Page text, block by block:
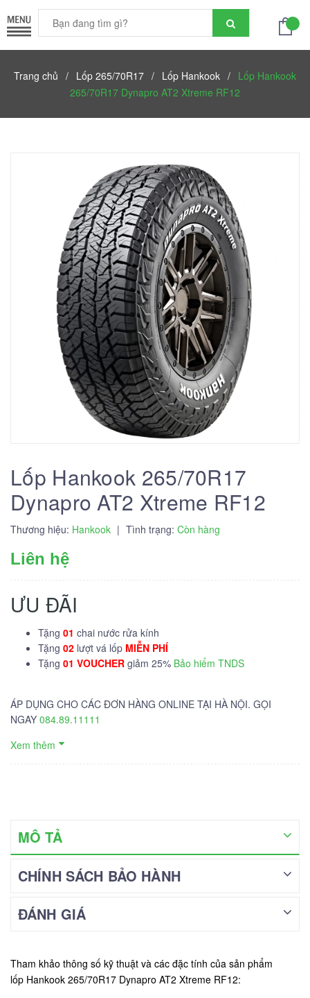
Trang chủ / Lốp 265/70R17 / Lốp Hankook / Lốp Hankook
265/70R17 Dynapro AT2 Xtreme RF12
Lốp Hankook 265/70R17
Dynapro AT2 Xtreme RF12
Thương hiệu: Hankook | Tình trạng: Còn hàng
Liên hệ
ƯU ĐÃI
Tặng 01 chai nước rửa kính
Tặng 02 lượt vá lốp MIỄN PHÍ
Tặng 01 VOUCHER giảm 25% Bảo hiểm TNDS
ÁP DỤNG CHO CÁC ĐƠN HÀNG ONLINE TẠI HÀ NỘI. GỌI
NGAY 084.89.11111
Xem thêm
MÔ TẢ
CHÍNH SÁCH BẢO HÀNH
ĐÁNH GIÁ
Tham khảo thông số kỹ thuật và các đặc tính của sản phẩm
lốp Hankook 265/70R17 Dynapro AT2 Xtreme RF12: